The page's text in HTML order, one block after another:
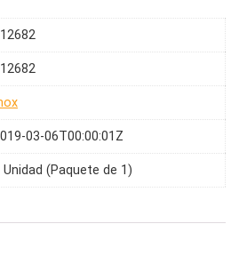
03-06T00:00:01Z
Unidad (Paquete de 1)